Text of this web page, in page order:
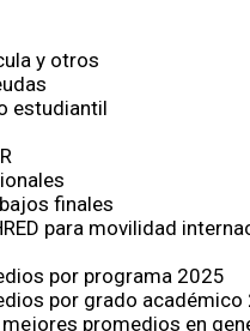
y otros
estudiantil
finales
para movilidad
por programa 2025
por grado académico
mejores promedios en